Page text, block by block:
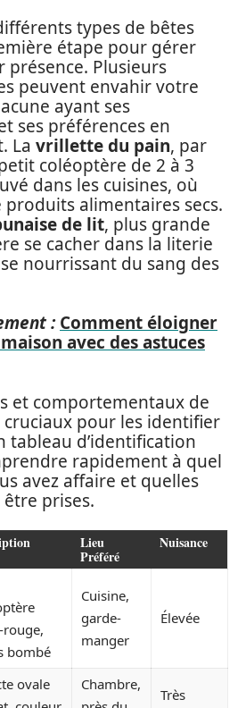
types de bêtes
étape pour gérer
présence. Plusieurs
peuvent envahir votre
ayant ses
ses préférences en
La vrillette du pain, par
coléoptère de 2 à 3
dans les cuisines, où
alimentaires secs.
de lit, plus grande
se cacher dans la literie
nourrissant du sang des
: Comment éloigner
avec des astuces
et comportementaux de
cruciaux pour les identifier
tableau d’identification
rapidement à quel
avez affaire et quelles
prises.
Lieu
Préféré
Nuisance
bombé
Cuisine,
garde-
manger
Élevée
ovale
Chambre,
Très